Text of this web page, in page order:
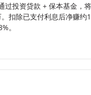
过投资贷款 + 保本基金，
扣除已支付利息后净赚约
。